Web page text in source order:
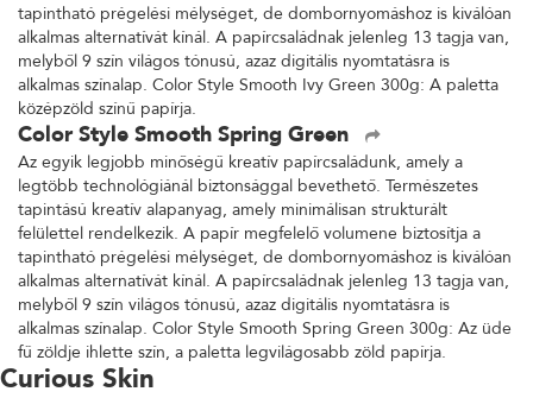
tapintható prégelési mélységet, de dombornyomáshoz is kiválóan
alkalmas alternatívát kínál. A papírcsaládnak jelenleg 13 tagja van,
melyből 9 szín világos tónusú, azaz digitális nyomtatásra is
alkalmas színalap. Color Style Smooth Ivy Green 300g: A paletta
középzöld színű papírja.
Color Style Smooth Spring Green
Az egyik legjobb minőségű kreatív papírcsaládunk, amely a
legtöbb technológiánál biztonsággal bevethető. Természetes
tapintású kreatív alapanyag, amely minimálisan strukturált
felülettel rendelkezik. A papír megfelelő volumene biztosítja a
tapintható prégelési mélységet, de dombornyomáshoz is kiválóan
alkalmas alternatívát kínál. A papírcsaládnak jelenleg 13 tagja van,
melyből 9 szín világos tónusú, azaz digitális nyomtatásra is
alkalmas színalap. Color Style Smooth Spring Green 300g: Az üde
fű zöldje ihlette szín, a paletta legvilágosabb zöld papírja.
Curious Skin